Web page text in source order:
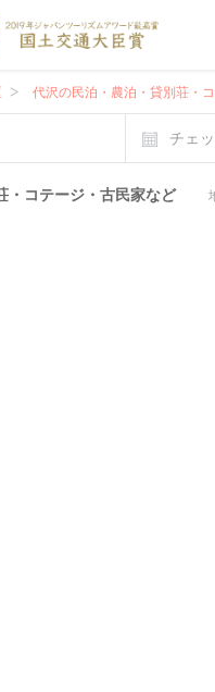
代沢の民泊・農泊・貸別荘・
チェ
・コテージ・古民家など